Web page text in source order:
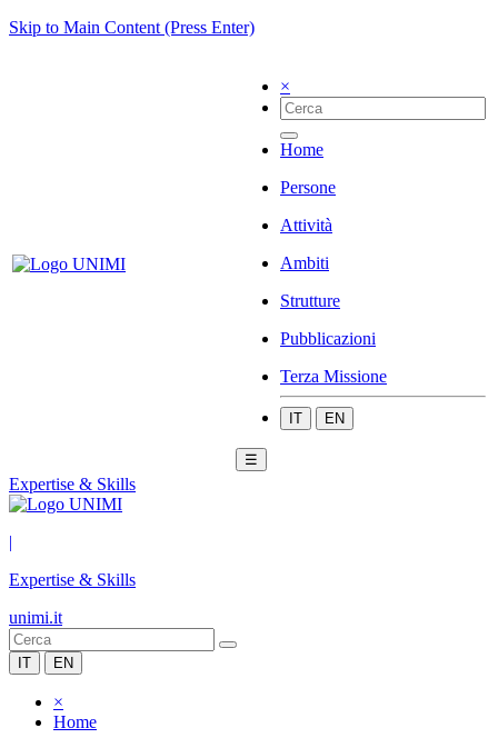
Skip to Main Content (Press Enter)
×
Home
Persone
Attività
Ambiti
Strutture
Pubblicazioni
Terza Missione
IT EN
☰
Expertise & Skills
|
Expertise & Skills
unimi.it
IT EN
×
Home